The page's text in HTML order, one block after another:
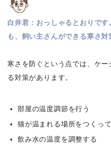
白井君：おっしゃるとおりで
も、飼い主さんができる寒さ対
寒さを防ぐという点では、ケ
る対策があります。
部屋の温度調節を行う
猫が温まれる場所をつくっ
飲み水の温度を調整する